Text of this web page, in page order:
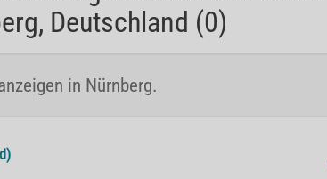
Deutschland (0)
in Nürnberg.